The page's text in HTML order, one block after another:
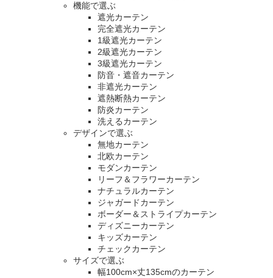
機能で選ぶ
遮光カーテン
完全遮光カーテン
1級遮光カーテン
2級遮光カーテン
3級遮光カーテン
防音・遮音カーテン
非遮光カーテン
遮熱断熱カーテン
防炎カーテン
洗えるカーテン
デザインで選ぶ
無地カーテン
北欧カーテン
モダンカーテン
リーフ＆フラワーカーテン
ナチュラルカーテン
ジャガードカーテン
ボーダー＆ストライプカーテン
ディズニーカーテン
キッズカーテン
チェックカーテン
サイズで選ぶ
幅100cm×丈135cmのカーテン